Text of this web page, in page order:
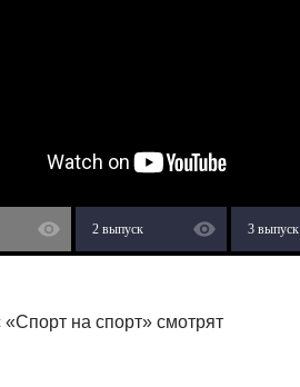
2 выпуск 3 выпуск
«Спорт на спорт» смотрят